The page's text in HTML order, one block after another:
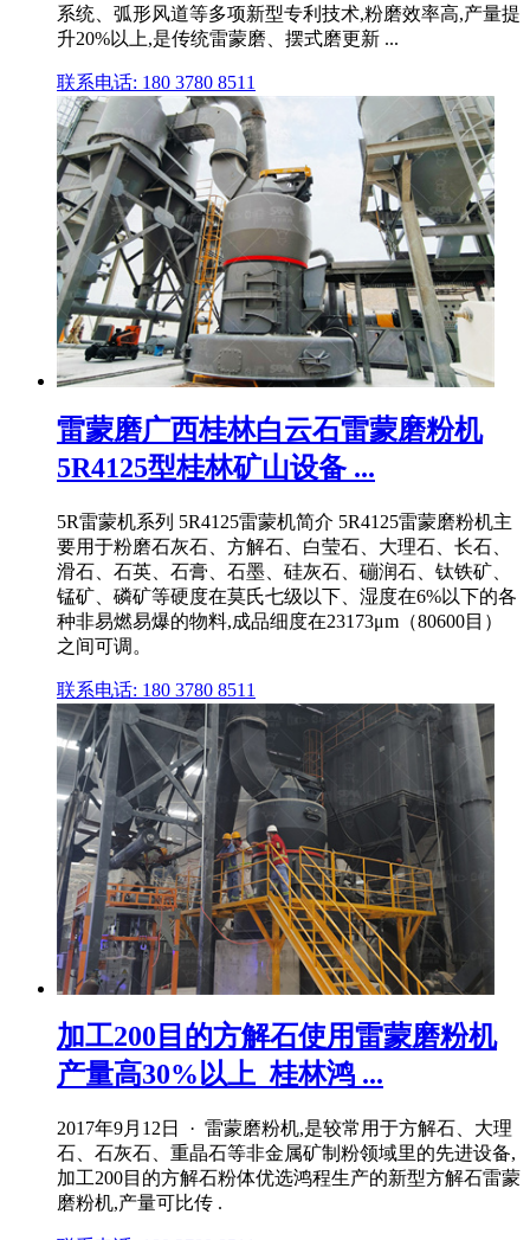
系统、弧形风道等多项新型专利技术,粉磨效率高,产量提
升20%以上,是传统雷蒙磨、摆式磨更新 ...
联系电话: 180 3780 8511
雷蒙磨广西桂林白云石雷蒙磨粉机
5R4125型桂林矿山设备 ...
5R雷蒙机系列 5R4125雷蒙机简介 5R4125雷蒙磨粉机主
要用于粉磨石灰石、方解石、白莹石、大理石、长石、
滑石、石英、石膏、石墨、硅灰石、磞润石、钛铁矿、
锰矿、磷矿等硬度在莫氏七级以下、湿度在6%以下的各
种非易燃易爆的物料,成品细度在23173μm（80600目）
之间可调。
联系电话: 180 3780 8511
加工200目的方解石使用雷蒙磨粉机
产量高30%以上_桂林鸿 ...
2017年9月12日 · 雷蒙磨粉机,是较常用于方解石、大理
石、石灰石、重晶石等非金属矿制粉领域里的先进设备,
加工200目的方解石粉体优选鸿程生产的新型方解石雷蒙
磨粉机,产量可比传 .